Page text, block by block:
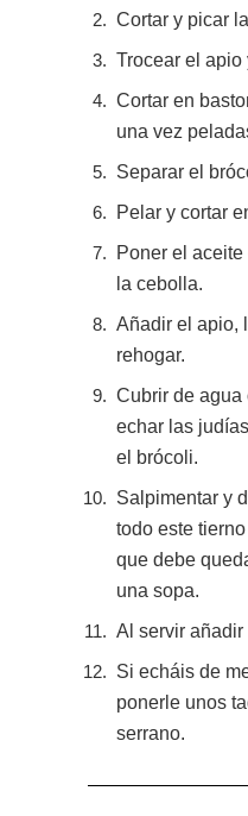
Cortar y picar
Trocear el apio
Cortar en
una vez
Separar el
Pelar y cortar
Poner el
la cebolla.
Añadir el apio,
rehogar.
Cubrir de agua
echar las
el brócoli.
Salpimentar y
todo este
que debe
una sopa.
Al servir
Si echáis de
ponerle unos
serrano.